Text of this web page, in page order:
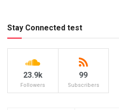
Stay Connected test
23.9k
Followers
99
Subscribers